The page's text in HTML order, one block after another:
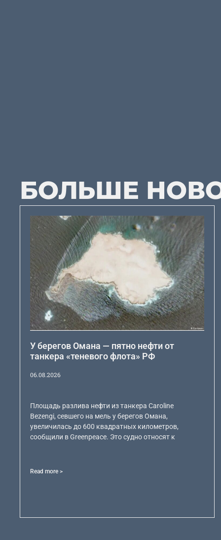
БОЛЬШЕ
У берегов Омана — пятно нефти от
танкера «теневого флота» РФ
06.08.2026
Площадь разлива нефти из танкера Caroline
Bezengi, севшего на мель у берегов Омана,
увеличилась до 600 квадратных километров,
сообщили в Greenpeace. Это судно относят к
Read more >